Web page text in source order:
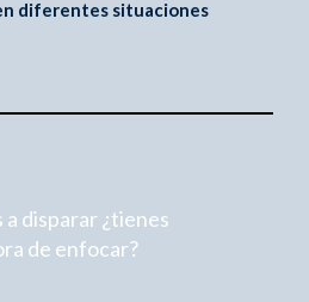
diferentes situaciones
disparar ¿tienes
de enfocar?